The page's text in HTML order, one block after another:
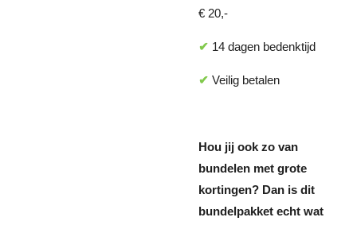
€ 20,-
✔ 14 dagen bedenktijd
✔ Veilig betalen
Hou jij ook zo van
bundelen met grote
kortingen? Dan is dit
bundelpakket echt wat